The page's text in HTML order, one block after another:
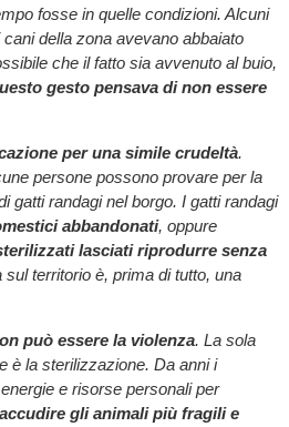
fosse in quelle condizioni. Alcuni
della zona avevano abbaiato
che il fatto sia avvenuto al buio,
gesto pensava di non essere
per una simile crudeltà.
persone possono provare per la
gatti randagi nel borgo. I gatti randagi
abbandonati, oppure
lasciati riprodurre senza
territorio è, prima di tutto, una
può essere la violenza. La sola
è la sterilizzazione. Da anni i
e risorse personali per
gli animali più fragili e